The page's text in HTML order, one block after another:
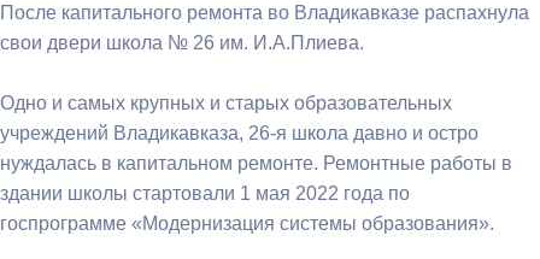
После капитального ремонта во Владикавказе распахнула
свои двери школа № 26 им. И.А.Плиева.
Одно и самых крупных и старых образовательных
учреждений Владикавказа, 26-я школа давно и остро
нуждалась в капитальном ремонте. Ремонтные работы в
здании школы стартовали 1 мая 2022 года по
госпрограмме «Модернизация системы образования».